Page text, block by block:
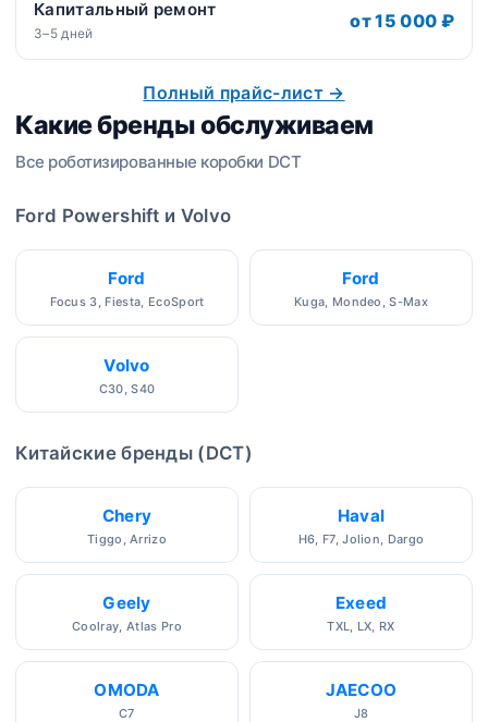
Капитальный ремонт
3–5 дней
от 15 000 ₽
Полный прайс-лист →
Какие бренды обслуживаем
Все роботизированные коробки DCT
Ford Powershift и Volvo
Ford
Focus 3, Fiesta, EcoSport
Ford
Kuga, Mondeo, S-Max
Volvo
C30, S40
Китайские бренды (DCT)
Chery
Tiggo, Arrizo
Haval
H6, F7, Jolion, Dargo
Geely
Coolray, Atlas Pro
Exeed
TXL, LX, RX
OMODA
C7
JAECOO
J8